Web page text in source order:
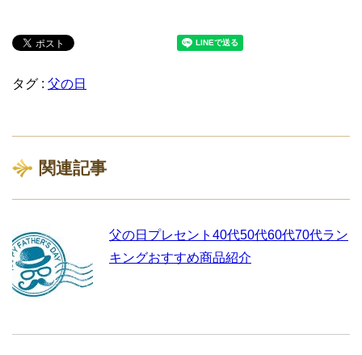
タグ : 父の日
関連記事
父の日プレセント40代50代60代70代ラン
キングおすすめ商品紹介